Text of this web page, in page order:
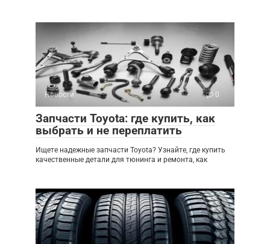
Новости 0
Запчасти Toyota: где купить, как
выбрать и не переплатить
Ищете надежные запчасти Toyota? Узнайте, где купить
качественные детали для тюнинга и ремонта, как